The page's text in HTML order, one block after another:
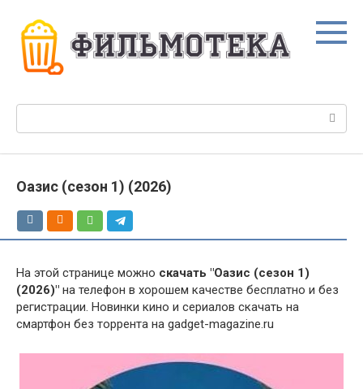
контенту
Оазис (сезон 1) (2026)
На этой странице можно скачать "Оазис (сезон 1)
(2026)" на телефон в хорошем качестве бесплатно и без
регистрации. Новинки кино и сериалов скачать на
смартфон без торрента на gadget-magazine.ru